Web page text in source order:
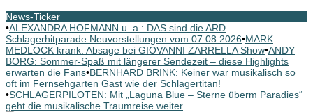
News-Ticker
•ALEXANDRA HOFMANN u. a.: DAS sind die ARD
Schlagerhitparade Neuvorstellungen vom 07.08.2026•MARK
MEDLOCK krank: Absage bei GIOVANNI ZARRELLA Show•ANDY
BORG: Sommer-Spaß mit längerer Sendezeit – diese Highlights
erwarten die Fans•BERNHARD BRINK: Keiner war musikalisch so
oft im Fernsehgarten Gast wie der Schlagertitan!
•SCHLAGERPILOTEN: Mit „Laguna Blue – Sterne überm Paradies“
geht die musikalische Traumreise weiter